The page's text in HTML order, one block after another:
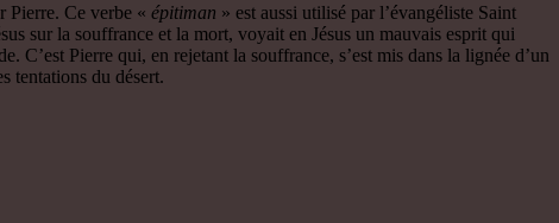
Pierre. Ce verbe « épitiman » est aussi utilisé par l’évangéliste Saint
sur la souffrance et la mort, voyait en Jésus un mauvais esprit qui
C’est Pierre qui, en rejetant la souffrance, s’est mis dans la lignée d’un
tentations du désert.